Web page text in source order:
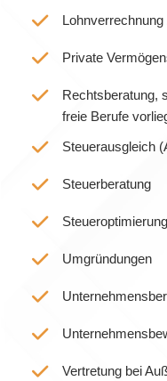
Private
Rechtsberatung,
freie Berufe
Steuerausgleich
Steuerberatung
Steueroptimierung
Umgründungen
Vertretung bei